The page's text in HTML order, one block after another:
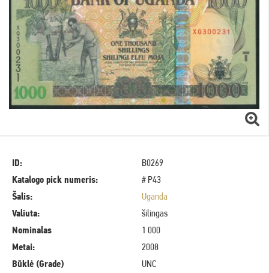
ID:
B0269
Katalogo pick numeris:
# P43
Šalis:
Uganda
Valiuta:
šilingas
Nominalas
1 000
Metai:
2008
Būklė (Grade)
UNC